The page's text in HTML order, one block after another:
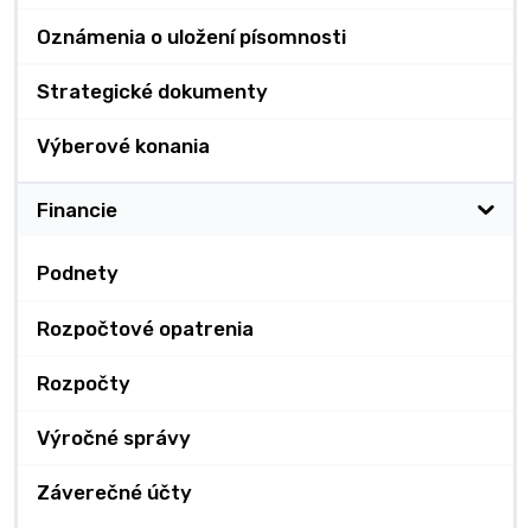
Oznámenia o uložení písomnosti
Strategické dokumenty
Výberové konania
Financie
Podnety
Rozpočtové opatrenia
Rozpočty
Výročné správy
Záverečné účty